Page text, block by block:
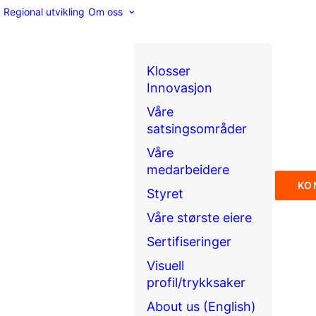
Regional utvikling Om oss
Klosser
Innovasjon
Våre
satsingsområder
Våre
medarbeidere
Styret
Våre største eiere
Sertifiseringer
Visuell
profil/trykksaker
About us (English)